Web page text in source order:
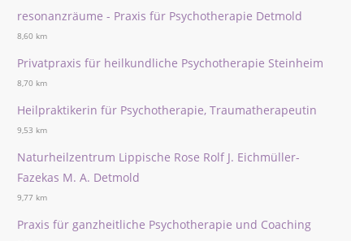
resonanzräume - Praxis für Psychotherapie Detmold
8,60 km
Privatpraxis für heilkundliche Psychotherapie Steinheim
8,70 km
Heilpraktikerin für Psychotherapie, Traumatherapeutin
9,53 km
Naturheilzentrum Lippische Rose Rolf J. Eichmüller-
Fazekas M. A. Detmold
9,77 km
Praxis für ganzheitliche Psychotherapie und Coaching